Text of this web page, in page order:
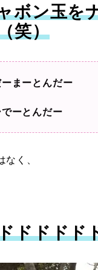
ボン玉を
笑）
まーとんだー
ーとんだー
く、
ドドドド